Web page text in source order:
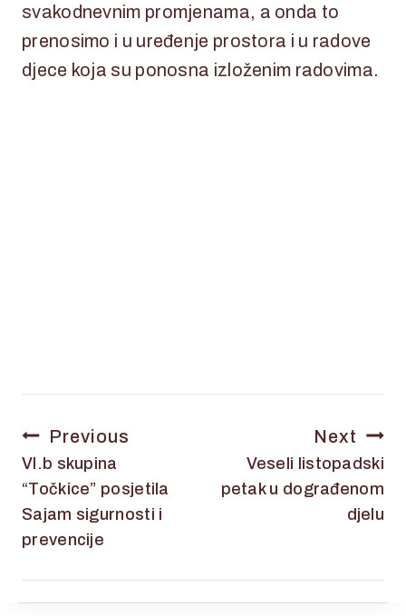
svakodnevnim promjenama, a onda to
prenosimo i u uređenje prostora i u radove
djece koja su ponosna izloženim radovima.
Previous
VI.b skupina
“Točkice” posjetila
Sajam sigurnosti i
prevencije
Next
Veseli listopadski
petak u dograđenom
djelu